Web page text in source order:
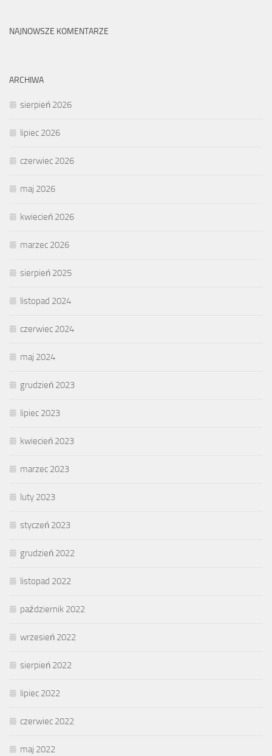
NAJNOWSZE KOMENTARZE
ARCHIWA
sierpień 2026
lipiec 2026
czerwiec 2026
maj 2026
kwiecień 2026
marzec 2026
sierpień 2025
listopad 2024
czerwiec 2024
maj 2024
grudzień 2023
lipiec 2023
kwiecień 2023
marzec 2023
luty 2023
styczeń 2023
grudzień 2022
listopad 2022
październik 2022
wrzesień 2022
sierpień 2022
lipiec 2022
czerwiec 2022
maj 2022